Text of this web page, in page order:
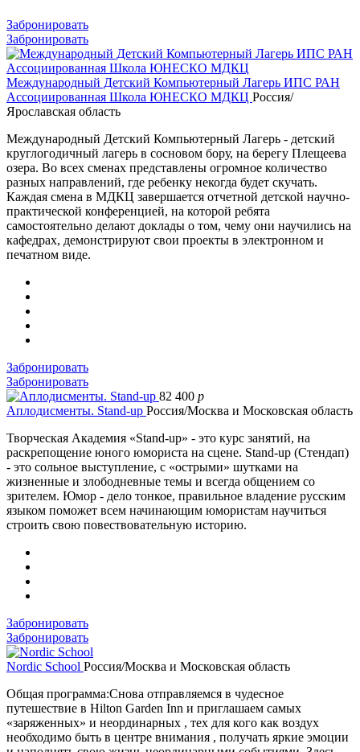
Забронировать
Забронировать
Международный Детский Компьютерный Лагерь ИПС РАН
Ассоциированная Школа ЮНЕСКО МДКЦ Россия/
Ярославская область
Международный Детский Компьютерный Лагерь - детский
круглогодичный лагерь в сосновом бору, на берегу Плещеева
озера. Во всех сменах представлены огромное количество
разных направлений, где ребенку некогда будет скучать.
Каждая смена в МДКЦ завершается отчетной детской научно-
практической конференцией, на которой ребята
самостоятельно делают доклады о том, чему они научились на
кафедрах, демонстрируют свои проекты в электронном и
печатном виде.
Забронировать
Забронировать
82 400 p
Аплодисменты. Stand-up Россия/Москва и Московская область
Творческая Академия «Stand-up» - это курс занятий, на
раскрепощение юного юмориста на сцене. Stand-up (Стендап)
- это сольное выступление, с «острыми» шутками на
жизненные и злободневные темы и всегда общением со
зрителем. Юмор - дело тонкое, правильное владение русским
языком поможет всем начинающим юмористам научиться
строить свою повествовательную историю.
Забронировать
Забронировать
Nordic School Россия/Москва и Московская область
Общая программа:Снова отправляемся в чудесное
путешествие в Hilton Garden Inn и приглашаем самых
«заряженных» и неординарных , тех для кого как воздух
необходимо быть в центре внимания , получать яркие эмоции